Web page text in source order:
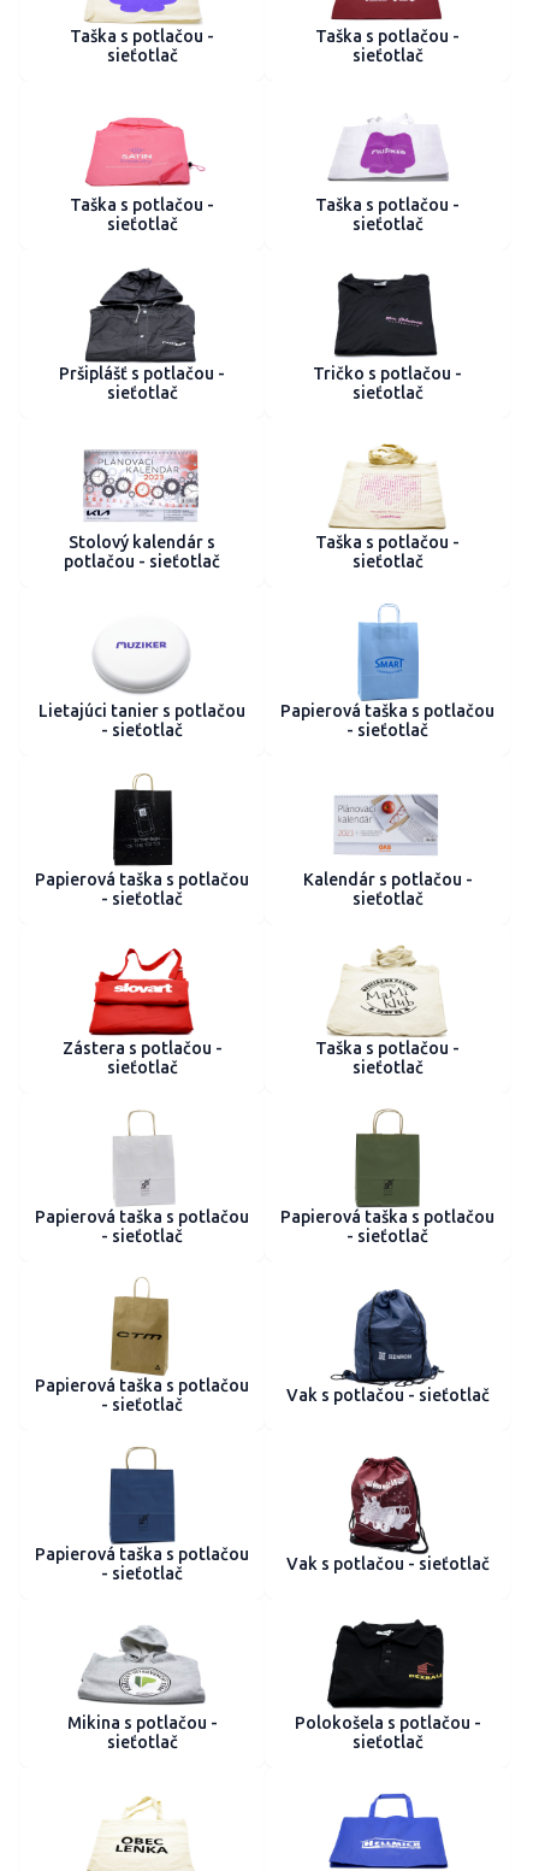
Taška s potlačou -
sieťotlač
Taška s potlačou -
sieťotlač
Taška s potlačou -
sieťotlač
Taška s potlačou -
sieťotlač
Pršiplášť s potlačou -
sieťotlač
Tričko s potlačou -
sieťotlač
Stolový kalendár s
potlačou - sieťotlač
Taška s potlačou -
sieťotlač
Lietajúci tanier s potlačou
- sieťotlač
Papierová taška s potlačou
- sieťotlač
Papierová taška s potlačou
- sieťotlač
Kalendár s potlačou -
sieťotlač
Zástera s potlačou -
sieťotlač
Taška s potlačou -
sieťotlač
Papierová taška s potlačou
- sieťotlač
Papierová taška s potlačou
- sieťotlač
Papierová taška s potlačou
- sieťotlač
Vak s potlačou - sieťotlač
Papierová taška s potlačou
- sieťotlač
Vak s potlačou - sieťotlač
Mikina s potlačou -
sieťotlač
Polokošela s potlačou -
sieťotlač